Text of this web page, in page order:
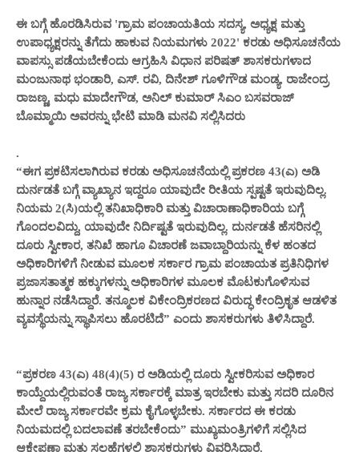
ಈ ಬಗ್ಗೆ ಹೊರಡಿಸಿರುವ 'ಗ್ರಾಮ ಪಂಚಾಯತಿಯ ಸದಸ್ಯ, ಅಧ್ಯಕ್ಷ ಮತ್ತು
ಉಪಾಧ್ಯಕ್ಷರನ್ನು ತೆಗೆದು ಹಾಕುವ ನಿಯಮಗಳು 2022' ಕರಡು ಅಧಿಸೂಚನೆಯ
ವಾಪಸ್ಸು ಪಡೆಯಬೇಕೆಂದು ಆಗ್ರಹಿಸಿ ವಿಧಾನ ಪರಿಷತ್ ಶಾಸಕರುಗಳಾದ
ಮಂಜುನಾಥ ಭಂಡಾರಿ, ಎಸ್. ರವಿ, ದಿನೇಶ್ ಗೂಳಿಗೌಡ ಮಂಡ್ಯ, ರಾಜೇಂದ್ರ
ರಾಜಣ್ಣ, ಮಧು ಮಾದೇಗೌಡ, ಅನಿಲ್ ಕುಮಾರ್ ಸಿಎಂ ಬಸವರಾಜ್
ಬೊಮ್ಮಾಯಿ ಅವರನ್ನು ಭೇಟಿ ಮಾಡಿ ಮನವಿ ಸಲ್ಲಿಸಿದರು
.
“ಈಗ ಪ್ರಕಟಿಸಲಾಗಿರುವ ಕರಡು ಅಧಿಸೂಚನೆಯಲ್ಲಿ ಪ್ರಕರಣ 43(ಎ) ಅಡಿ
ದುರ್ನಡತೆ ಬಗ್ಗೆ ವ್ಯಾಖ್ಯಾನ ಇದ್ದರೂ ಯಾವುದೇ ರೀತಿಯ ಸ್ಪಷ್ಟತೆ ಇರುವುದಿಲ್ಲ.
ನಿಯಮ 2(ಸಿ)ಯಲ್ಲಿ ತನಿಖಾಧಿಕಾರಿ ಮತ್ತು ವಿಚಾರಾಣಾಧಿಕಾರಿಯ ಬಗ್ಗೆ
ಗೊಂದಲವಿದ್ದು, ಯಾವುದೇ ನಿರ್ದಿಷ್ಟತೆ ಇರುವುದಿಲ್ಲ. ದುರ್ನಡತೆ ಹೆಸರಿನಲ್ಲಿ
ದೂರು ಸ್ವೀಕಾರ, ತನಿಖೆ ಹಾಗೂ ವಿಚಾರಣೆ ಜವಾಬ್ದಾರಿಯನ್ನು ಕೆಳ ಹಂತದ
ಅಧಿಕಾರಿಗಳಿಗೆ ನೀಡುವ ಮೂಲಕ ಸರ್ಕಾರ ಗ್ರಾಮ ಪಂಚಾಯತ ಪ್ರತಿನಿಧಿಗಳ
ಪ್ರಜಾಸತಾತ್ಮಕ ಹಕ್ಕುಗಳನ್ನು ಅಧಿಕಾರಿಗಳ ಮೂಲಕ ಮೊಟಕುಗೊಳಿಸುವ
ಹುನ್ನಾರ ನಡೆಸಿದ್ದಾರೆ. ತನ್ಮೂಲಕ ವಿಕೇಂದ್ರಿಕರಣದ ವಿರುದ್ಧ ಕೇಂದ್ರಿಕೃತ ಆಡಳಿತ
ವ್ಯವಸ್ಥೆಯನ್ನು ಸ್ಥಾಪಿಸಲು ಹೊರಟಿದೆ” ಎಂದು ಶಾಸಕರುಗಳು ತಿಳಿಸಿದ್ದಾರೆ.
“ಪ್ರಕರಣ 43(ಎ) 48(4)(5) ರ ಅಡಿಯಲ್ಲಿ ದೂರು ಸ್ವೀಕರಿಸುವ ಅಧಿಕಾರ
ಕಾಯ್ದೆಯಲ್ಲಿರುವಂತೆ ರಾಜ್ಯ ಸರ್ಕಾರಕ್ಕೆ ಮಾತ್ರ ಇರಬೇಕು ಮತ್ತು ಸದರಿ ದೂರಿನ
ಮೇಲೆ ರಾಜ್ಯ ಸರ್ಕಾರವೇ ಕ್ರಮ ಕೈಗೊಳ್ಳಬೇಕು. ಸರ್ಕಾರದ ಈ ಕರಡು
ನಿಯಮದಲ್ಲಿ ಬದಲಾವಣೆ ತರಬೇಕೆಂದು” ಮುಖ್ಯಮಂತ್ರಿಗಳಿಗೆ ಸಲ್ಲಿಸಿದ
ಆಕ್ಷೇಪಣಾ ಮತ್ತು ಸಲಹೆಗಳಲ್ಲಿ ಶಾಸಕರುಗಳು ವಿವರಿಸಿದ್ದಾರೆ.